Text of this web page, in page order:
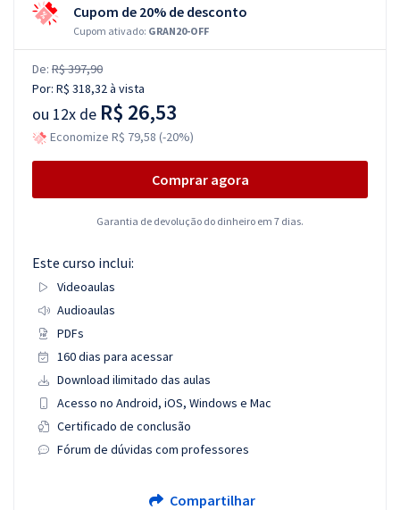
Cupom de 20% de desconto
Cupom ativado: GRAN20-OFF
De: R$ 397,90
Por: R$ 318,32à vista
ou 12x de R$ 26,53
Economize R$ 79,58 (-20%)
Comprar agora
Garantia de devolução do dinheiro em 7 dias.
Este curso inclui:
Videoaulas
Audioaulas
PDFs
160 dias para acessar
Download ilimitado das aulas
Acesso no Android, iOS, Windows e Mac
Certificado de conclusão
Fórum de dúvidas com professores
Compartilhar